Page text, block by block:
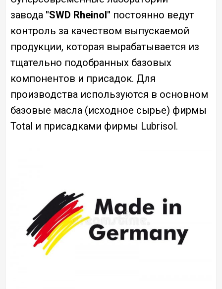
завода "SWD Rheinol" постоянно ведут
контроль за качеством выпускаемой
продукции, которая вырабатывается из
тщательно подобранных базовых
компонентов и присадок. Для
производства используются в основном
базовые масла (исходное сырье) фирмы
Total и присадками фирмы Lubrisol.